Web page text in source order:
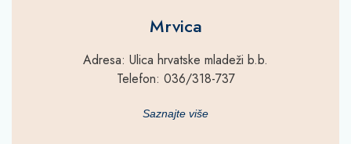
Mrvica
Adresa: Ulica hrvatske mladeži b.b.
Telefon: 036/318-737
Saznajte više